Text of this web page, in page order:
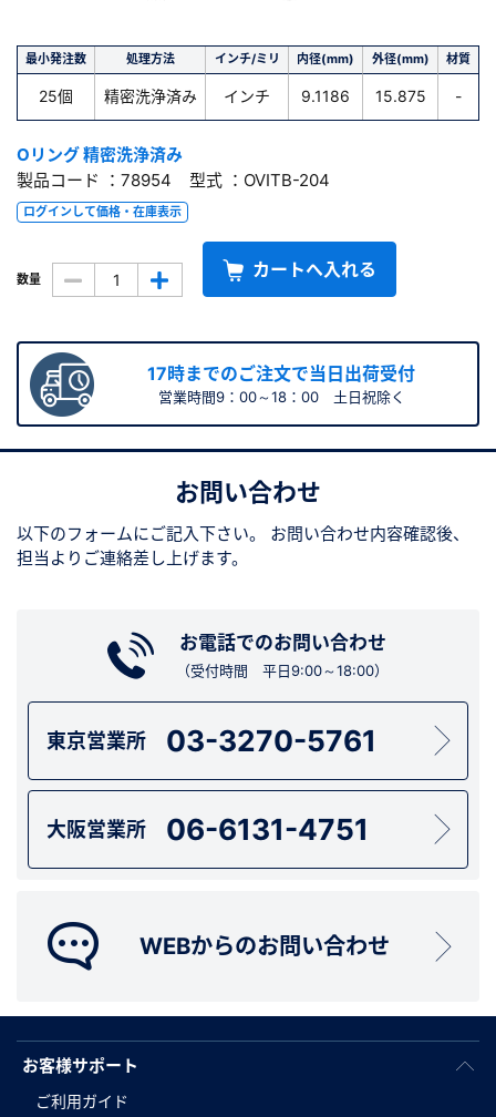
最小発注数 処理方法 インチ/ミリ 内径(mm) 外径(mm) 材質
25個 精密洗浄済み インチ 9.1186 15.875 -
Oリング 精密洗浄済み
製品コード ：78954 型式 ：OVITB-204
ログインして価格・在庫表示
数量 カートへ入れる
17時までのご注文で当日出荷受付
営業時間9：00～18：00 土日祝除く
お問い合わせ
以下のフォームにご記入下さい。
お問い合わせ内容確認後、
担当よりご連絡差し上げます。
お電話でのお問い合わせ
（受付時間 平日9:00～18:00）
東京営業所 03-3270-5761
大阪営業所 06-6131-4751
WEBからのお問い合わせ
お客様サポート
ご利用ガイド